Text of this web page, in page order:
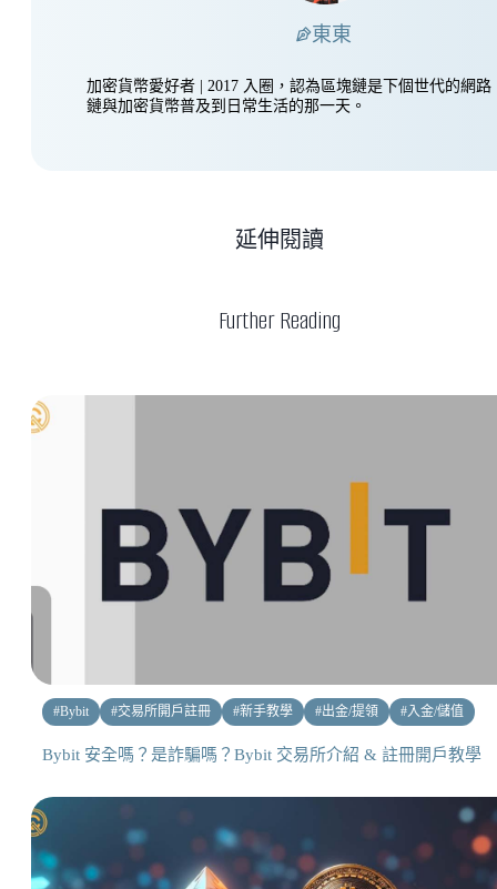
東東
加密貨幣愛好者 | 2017 入圈，認為區塊鏈是下個世代的網路
鏈與加密貨幣普及到日常生活的那一天。
Further Reading
延伸閱讀
#Bybit #交易所開戶註冊 #新手教學 #出金/提領 #入金/儲值
Bybit 安全嗎？是詐騙嗎？Bybit 交易所介紹 & 註冊開戶教學